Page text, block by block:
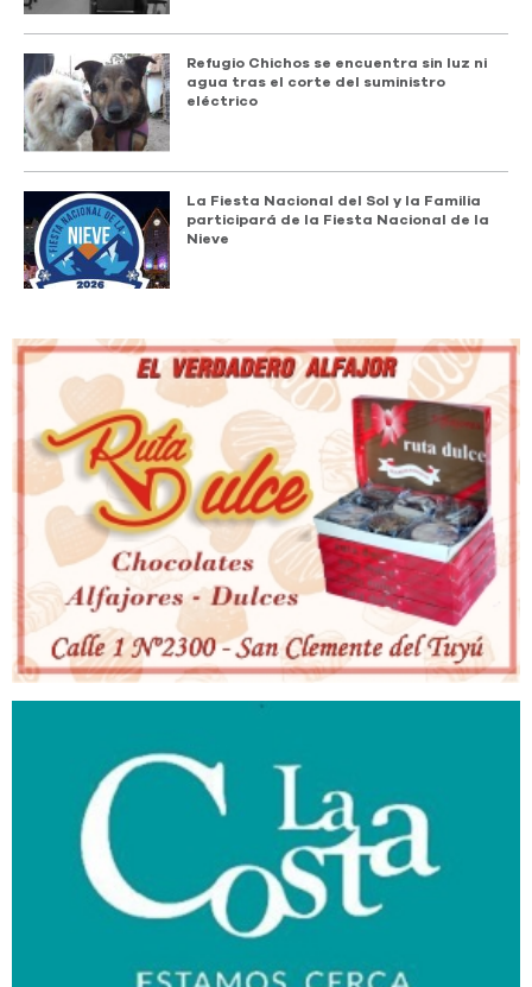
Refugio Chichos se encuentra sin luz ni
agua tras el corte del suministro
eléctrico
La Fiesta Nacional del Sol y la Familia
participará de la Fiesta Nacional de la
Nieve